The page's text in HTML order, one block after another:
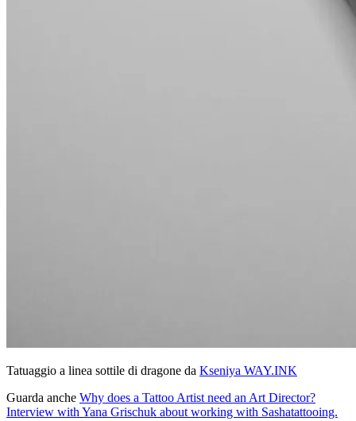
Tatuaggio a linea sottile di dragone da Kseniya WAY.INK
Guarda anche Why does a Tattoo Artist need an Art Director?
Interview with Yana Grischuk about working with Sashatattooing.